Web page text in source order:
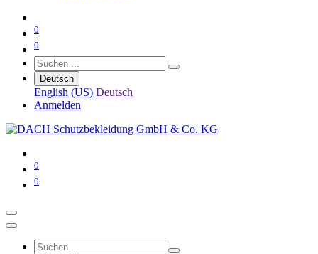
0
0
Deutsch
English (US) Deutsch
Anmelden
0
0